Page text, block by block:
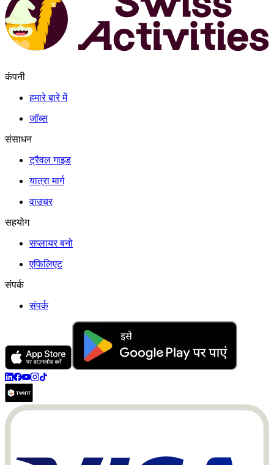
कंपनी
हमारे बारे में
जॉब्स
संसाधन
ट्रैवल गाइड
यात्रा मार्ग
वाउचर
सहयोग
सप्लायर बनो
एफिलिएट
संपर्क
संपर्क